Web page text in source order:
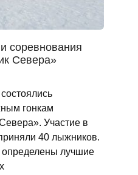
соревнования
Севера»
гонкам
Участие в
40 лыжников.
определены лучшие